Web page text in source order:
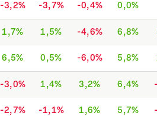
-3,2% -3,7% -0,4% 0,0%
1,7% 1,5% -4,6% 6,8%
6,5% 0,5% -6,0% 5,8%
-3,0% 1,4% 3,2% 6,4%
-2,7% -1,1% 1,6% 5,7%